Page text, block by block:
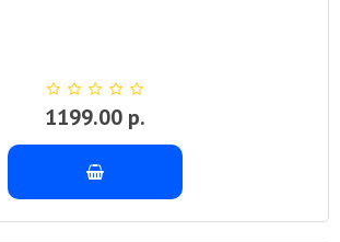
1199.00 р.